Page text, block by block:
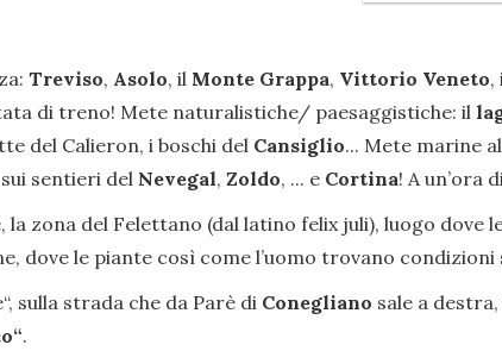
Treviso, Asolo, il Monte Grappa, Vittorio Veneto,
di treno! Mete naturalistiche/ paesaggistiche: il
del Calieron, i boschi del Cansiglio... Mete marine
sentieri del Nevegal, Zoldo, ... e Cortina! A un’ora
la zona del Felettano (dal latino felix juli), luogo
dove le piante così come l’uomo trovano
sulla strada che da Parè di Conegliano sale a
.